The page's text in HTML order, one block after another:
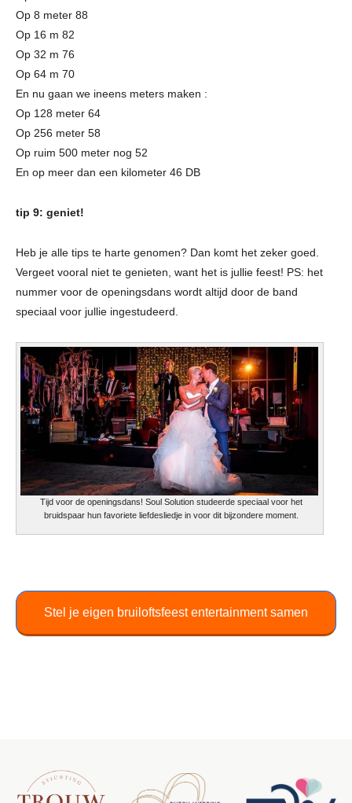
Op 8 meter 88
Op 16 m 82
Op 32 m 76
Op 64 m 70
En nu gaan we ineens meters maken :
Op 128 meter 64
Op 256 meter 58
Op ruim 500 meter nog 52
En op meer dan een kilometer 46 DB
tip 9: geniet!
Heb je alle tips te harte genomen? Dan komt het zeker goed.
Vergeet vooral niet te genieten, want het is jullie feest! PS: het
nummer voor de openingsdans wordt altijd door de band
speciaal voor jullie ingestudeerd.
Tijd voor de openingsdans! Soul Solution studeerde speciaal voor het
bruidspaar hun favoriete liefdesliedje in voor dit bijzondere moment.
Stel je eigen bruiloftsfeest entertainment samen